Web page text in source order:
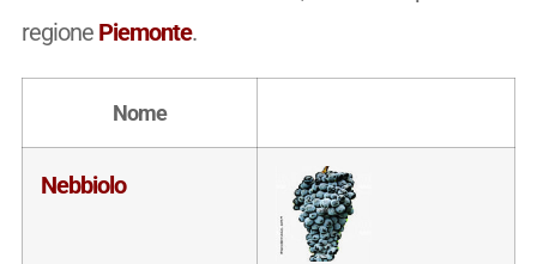
regione Piemonte.
Nome
Nebbiolo